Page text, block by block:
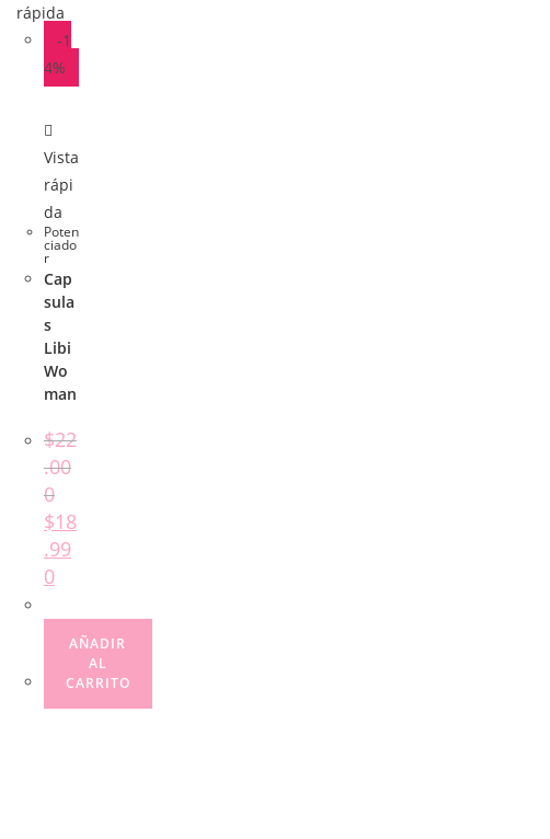
rápida
-1
4%
Vista
rápi
da
Poten
ciado
r
Cap
sula
s
Libi
Wo
man
$22
.00
0
$18
.99
0
AÑADIR
AL
CARRITO